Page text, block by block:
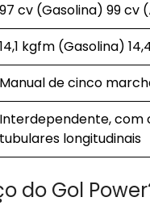
97 cv (Gasolina) 99 cv
14,1 kgfm (Gasolina)
Manual de cinco
Interdependente, com
tubulares longitudinais
do Gol